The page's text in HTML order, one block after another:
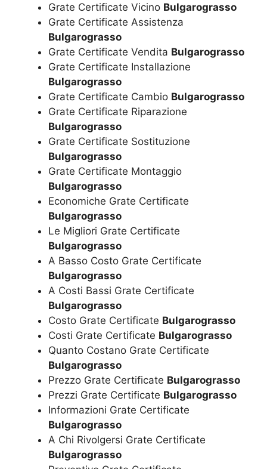
Grate Certificate Vicino Bulgarograsso
Grate Certificate Assistenza
Bulgarograsso
Grate Certificate Vendita Bulgarograsso
Grate Certificate Installazione
Bulgarograsso
Grate Certificate Cambio Bulgarograsso
Grate Certificate Riparazione
Bulgarograsso
Grate Certificate Sostituzione
Bulgarograsso
Grate Certificate Montaggio
Bulgarograsso
Economiche Grate Certificate
Bulgarograsso
Le Migliori Grate Certificate
Bulgarograsso
A Basso Costo Grate Certificate
Bulgarograsso
A Costi Bassi Grate Certificate
Bulgarograsso
Costo Grate Certificate Bulgarograsso
Costi Grate Certificate Bulgarograsso
Quanto Costano Grate Certificate
Bulgarograsso
Prezzo Grate Certificate Bulgarograsso
Prezzi Grate Certificate Bulgarograsso
Informazioni Grate Certificate
Bulgarograsso
A Chi Rivolgersi Grate Certificate
Bulgarograsso